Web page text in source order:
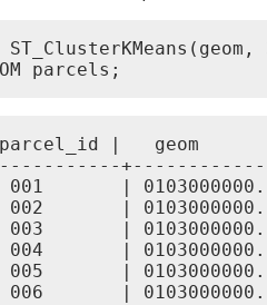
parcels;
|   geom
001       |
002       |
003       |
004       |
005       |
006       |